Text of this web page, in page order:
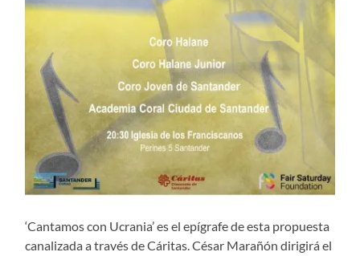
‘Cantamos con Ucrania’ es el epígrafe de esta propuesta
canalizada a través de Cáritas. César Marañón dirigirá el